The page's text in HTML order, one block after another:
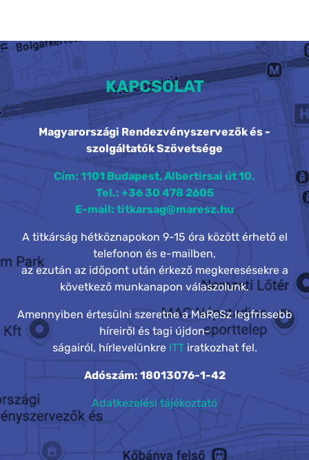
KAPCSOLAT
Magyarországi Rendezvényszervezők és -
szolgáltatók Szövetsége
Cím: 1101 Budapest, Albertirsai út 10.
Tel.: +36 30 478 2605
E-mail: titkarsag@maresz.hu
A titkárság hétköznapokon 9-15 óra között érhető el
telefonon és e-mailben,
az ezután az időpont után érkező megkeresésekre a
következő munkanapon válaszolunk.
Amennyiben értesülni szeretne a MaReSz legfrissebb
híreiről és tagi újdon-
ságairól, hírlevelünkre ITTiratkozhat fel.
Adószám: 18013076-1-42
Adatkezelési tájékoztató